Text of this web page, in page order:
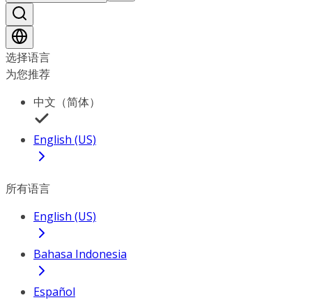
选择语言
为您推荐
中文（简体）
English (US)
所有语言
English (US)
Bahasa Indonesia
Español